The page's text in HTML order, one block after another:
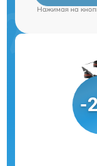
Нажимая на
-